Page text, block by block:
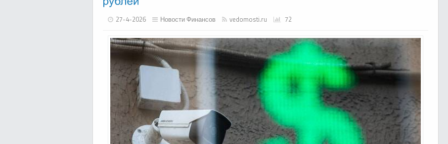
27-4-2026 Новости Финансов vedomosti.ru 72